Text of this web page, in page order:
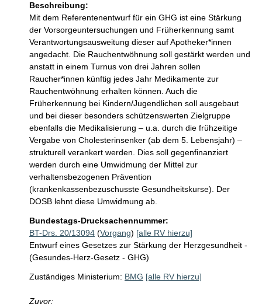
Beschreibung:
Mit dem Referentenentwurf für ein GHG ist eine Stärkung
der Vorsorgeuntersuchungen und Früherkennung samt
Verantwortungsausweitung dieser auf Apotheker*innen
angedacht. Die Rauchentwöhnung soll gestärkt werden und
anstatt in einem Turnus von drei Jahren sollen
Raucher*innen künftig jedes Jahr Medikamente zur
Rauchentwöhnung erhalten können. Auch die
Früherkennung bei Kindern/Jugendlichen soll ausgebaut
und bei dieser besonders schützenswerten Zielgruppe
ebenfalls die Medikalisierung – u.a. durch die frühzeitige
Vergabe von Cholesterinsenker (ab dem 5. Lebensjahr) –
strukturell verankert werden. Dies soll gegenfinanziert
werden durch eine Umwidmung der Mittel zur
verhaltensbezogenen Prävention
(krankenkassenbezuschusste Gesundheitskurse). Der
DOSB lehnt diese Umwidmung ab.
Bundestags-Drucksachennummer:
BT-Drs. 20/13094 (Vorgang) [alle RV hierzu]
Entwurf eines Gesetzes zur Stärkung der Herzgesundheit -
(Gesundes-Herz-Gesetz - GHG)
Zuständiges Ministerium: BMG [alle RV hierzu]
Zuvor: